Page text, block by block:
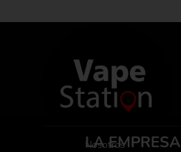
LA EMPRESA
Nosotros